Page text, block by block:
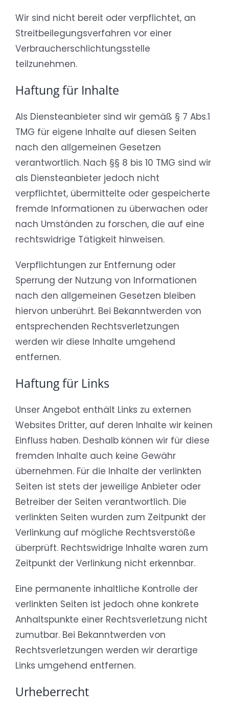
Wir sind nicht bereit oder verpflichtet, an
Streitbeilegungsverfahren vor einer
Verbraucherschlichtungsstelle
teilzunehmen.
Haftung für Inhalte
Als Diensteanbieter sind wir gemäß § 7 Abs.1
TMG für eigene Inhalte auf diesen Seiten
nach den allgemeinen Gesetzen
verantwortlich. Nach §§ 8 bis 10 TMG sind wir
als Diensteanbieter jedoch nicht
verpflichtet, übermittelte oder gespeicherte
fremde Informationen zu überwachen oder
nach Umständen zu forschen, die auf eine
rechtswidrige Tätigkeit hinweisen.
Verpflichtungen zur Entfernung oder
Sperrung der Nutzung von Informationen
nach den allgemeinen Gesetzen bleiben
hiervon unberührt. Bei Bekanntwerden von
entsprechenden Rechtsverletzungen
werden wir diese Inhalte umgehend
entfernen.
Haftung für Links
Unser Angebot enthält Links zu externen
Websites Dritter, auf deren Inhalte wir keinen
Einfluss haben. Deshalb können wir für diese
fremden Inhalte auch keine Gewähr
übernehmen. Für die Inhalte der verlinkten
Seiten ist stets der jeweilige Anbieter oder
Betreiber der Seiten verantwortlich. Die
verlinkten Seiten wurden zum Zeitpunkt der
Verlinkung auf mögliche Rechtsverstöße
überprüft. Rechtswidrige Inhalte waren zum
Zeitpunkt der Verlinkung nicht erkennbar.
Eine permanente inhaltliche Kontrolle der
verlinkten Seiten ist jedoch ohne konkrete
Anhaltspunkte einer Rechtsverletzung nicht
zumutbar. Bei Bekanntwerden von
Rechtsverletzungen werden wir derartige
Links umgehend entfernen.
Urheberrecht